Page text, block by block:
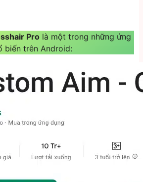
Pro là một trong những ứng
biến trên Android: